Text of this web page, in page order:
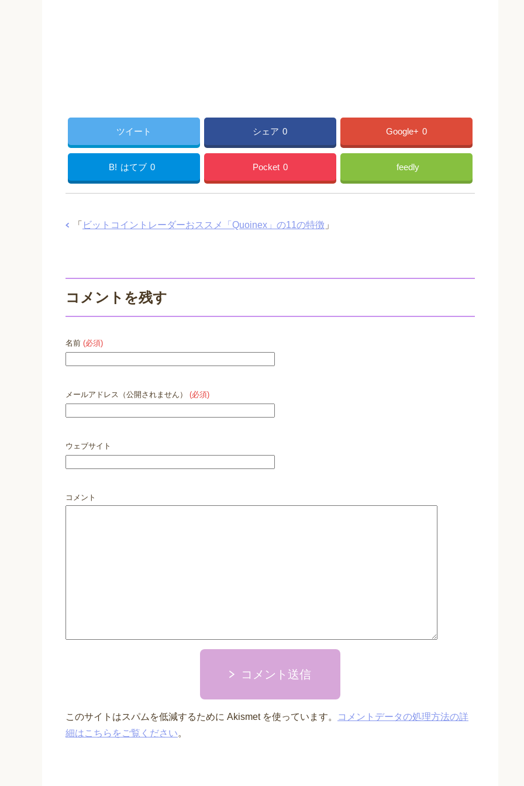
ツイート シェア 0 Google+ 0
B! はてブ 0 Pocket 0 feedly
「 ビットコイントレーダーおススメ「Quoinex」の11の特徴 」
コメントを残す
名前 (必須)
メールアドレス（公開されません） (必須)
ウェブサイト
コメント
コメント送信
このサイトはスパムを低減するために Akismet を使っています。
コメントデータの処理方法の詳
細はこちらをご覧ください。